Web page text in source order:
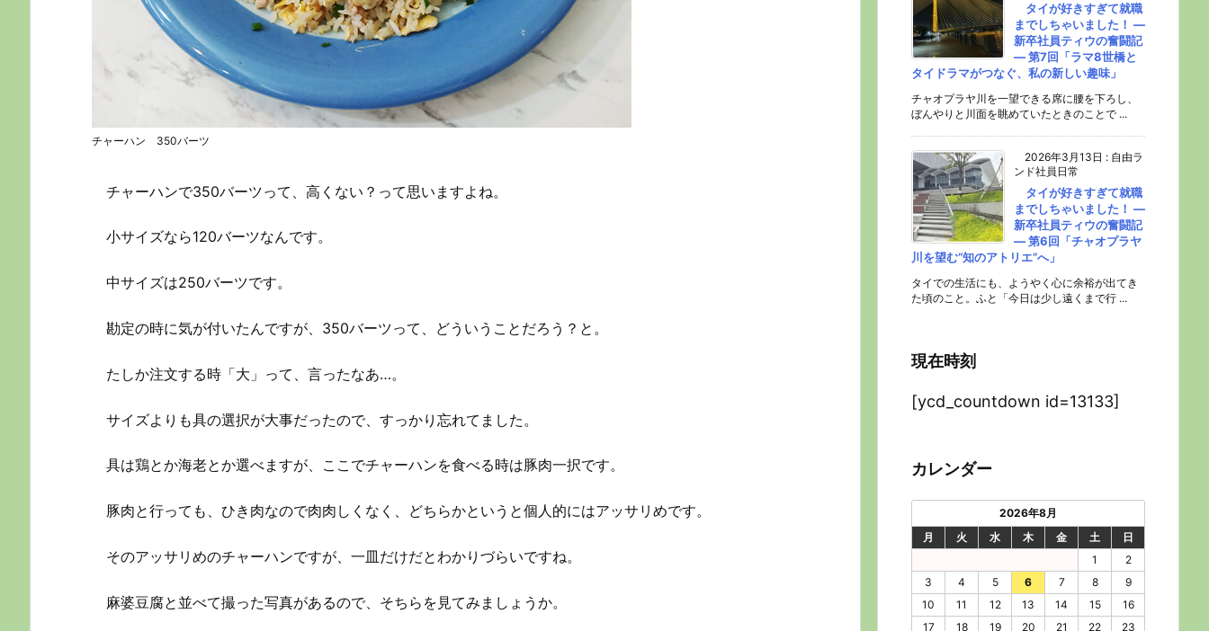
チャーハン 350バーツ
チャーハンで350バーツって、高くない？って思いますよね。
小サイズなら120バーツなんです。
中サイズは250バーツです。
勘定の時に気が付いたんですが、350バーツって、どういうことだろう？と。
たしか注文する時「大」って、言ったなあ…。
サイズよりも具の選択が大事だったので、すっかり忘れてました。
具は鶏とか海老とか選べますが、ここでチャーハンを食べる時は豚肉一択です。
豚肉と行っても、ひき肉なので肉肉しくなく、どちらかというと個人的にはアッサリめです。
そのアッサリめのチャーハンですが、一皿だけだとわかりづらいですね。
麻婆豆腐と並べて撮った写真があるので、そちらを見てみましょうか。
タイが好きすぎて就職
までしちゃいました！ ―
新卒社員ティウの奮闘記
― 第7回「ラマ8世橋と
タイドラマがつなぐ、私の新しい趣味」
チャオプラヤ川を一望できる席に腰を下ろし、
ぼんやりと川面を眺めていたときのことで ...
2026年3月13日 : 自由ラ
ンド社員日常
タイが好きすぎて就職
までしちゃいました！ ―
新卒社員ティウの奮闘記
― 第6回「チャオプラヤ
川を望む“知のアトリエ”へ」
タイでの生活にも、ようやく心に余裕が出てき
た頃のこと。ふと「今日は少し遠くまで行 ...
現在時刻
[ycd_countdown id=13133]
カレンダー
2026年8月
月
火 水 木 金 土
日
1
2
3
4 5 6 7 8
9
10
11 12 13 14 15
16
17
18 19 20 21 22 23